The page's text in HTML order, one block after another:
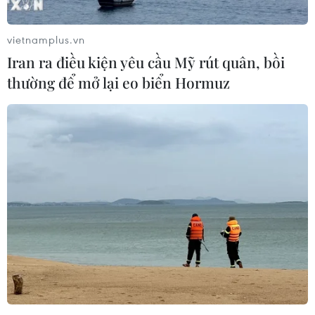
Rau má - thành phần dưỡng da được tìm
Các món mỹ phẩm chứa chiết xuất rau má đều có
chung một đặc điểm, đó là làm dịu, phục hồi da và khá
nhiều công dụng tuyệt vời khác.
vietnamplus.vn
Iran ra điều kiện yêu cầu Mỹ rút quân, bồi
thường để mở lại eo biển Hormuz